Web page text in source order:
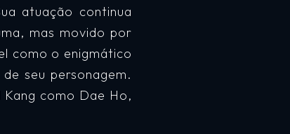
atuação continua
mas movido por
como o enigmático
seu personagem.
como Dae Ho,